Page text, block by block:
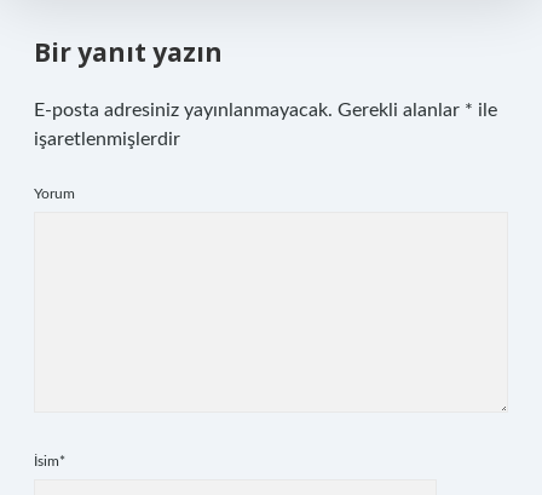
Bir yanıt yazın
E-posta adresiniz yayınlanmayacak. Gerekli alanlar * ile
işaretlenmişlerdir
Yorum
İsim*